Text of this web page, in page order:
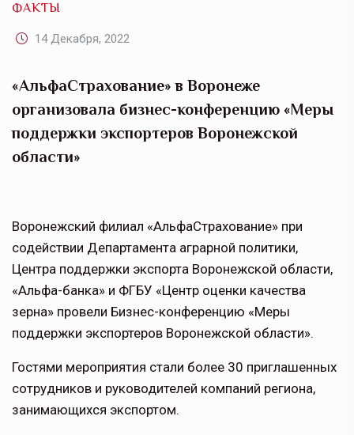
ФАКТЫ
14 Декабря, 2022
«АльфаСтрахование» в Воронеже
организовала бизнес-конференцию «Меры
поддержки экспортеров Воронежской
области»
Воронежский филиал «АльфаСтрахование» при
содействии Департамента аграрной политики,
Центра поддержки экспорта Воронежской области,
«Альфа-банка» и ФГБУ «Центр оценки качества
зерна» провели Бизнес-конференцию «Меры
поддержки экспортеров Воронежской области».
Гостями мероприятия стали более 30 приглашенных
сотрудников и руководителей компаний региона,
занимающихся экспортом.